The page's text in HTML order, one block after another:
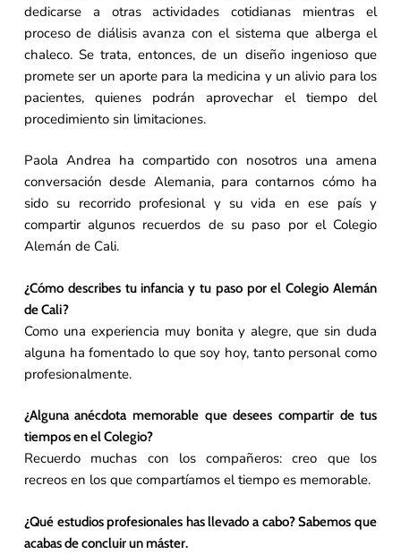
dedicarse a otras actividades cotidianas mientras el
proceso de diálisis avanza con el sistema que alberga el
chaleco. Se trata, entonces, de un diseño ingenioso que
promete ser un aporte para la medicina y un alivio para los
pacientes, quienes podrán aprovechar el tiempo del
procedimiento sin limitaciones.
Paola Andrea ha compartido con nosotros una amena
conversación desde Alemania, para contarnos cómo ha
sido su recorrido profesional y su vida en ese país y
compartir algunos recuerdos de su paso por el Colegio
Alemán de Cali.
¿Cómo describes tu infancia y tu paso por el Colegio Alemán
de Cali?
Como una experiencia muy bonita y alegre, que sin duda
alguna ha fomentado lo que soy hoy, tanto personal como
profesionalmente.
¿Alguna anécdota memorable que desees compartir de tus
tiempos en el Colegio?
Recuerdo muchas con los compañeros: creo que los
recreos en los que compartíamos el tiempo es memorable.
¿Qué estudios profesionales has llevado a cabo? Sabemos que
acabas de concluir un máster.